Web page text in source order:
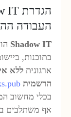
Shadowהוא
ביישומים
ללא אישור
מחשוב
משתלבים